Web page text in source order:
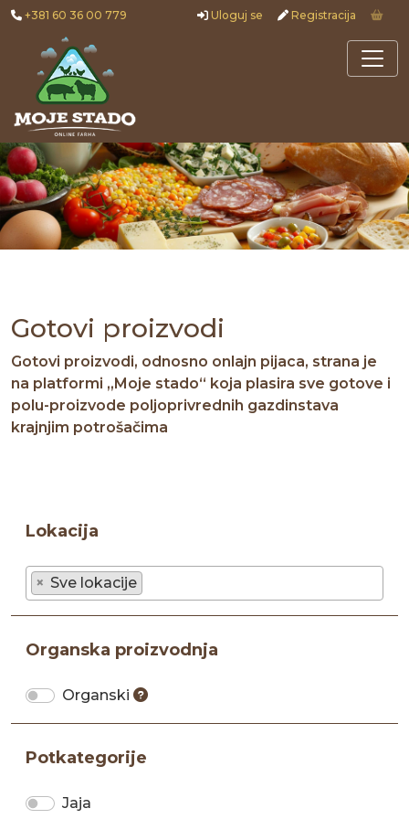
+381 60 36 00 779 Uloguj se Registracija
Gotovi proizvodi
Gotovi proizvodi, odnosno onlajn pijaca, strana je
na platformi „Moje stado“ koja plasira sve gotove i
polu-proizvode poljoprivrednih gazdinstava
krajnjim potrošačima
Lokacija
× Sve lokacije
Organska proizvodnja
Organski
Potkategorije
Jaja